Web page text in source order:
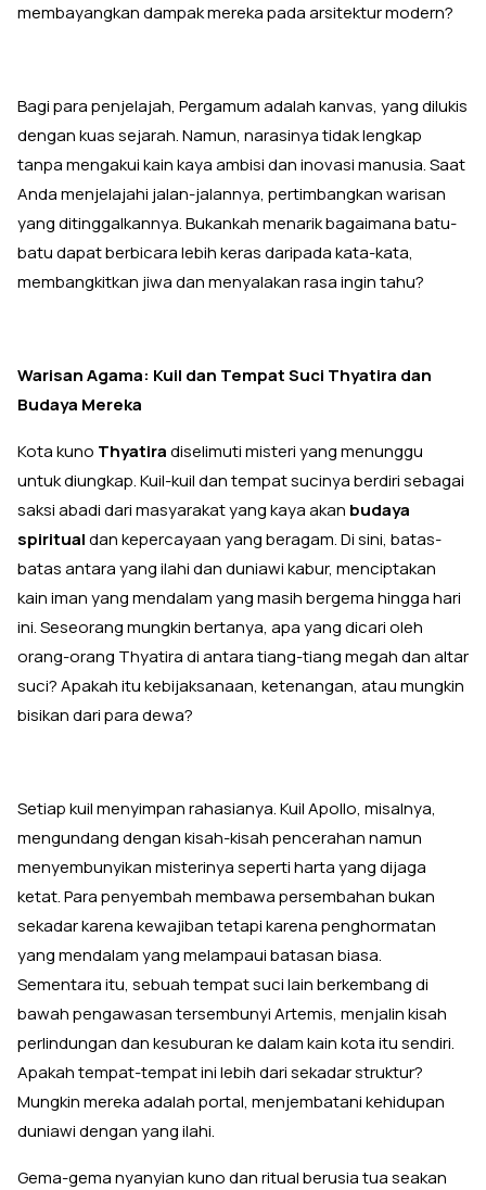
membayangkan dampak mereka pada arsitektur modern?
Bagi para penjelajah, Pergamum adalah kanvas, yang dilukis
dengan kuas sejarah. Namun, narasinya tidak lengkap
tanpa mengakui kain kaya ambisi dan inovasi manusia. Saat
Anda menjelajahi jalan-jalannya, pertimbangkan warisan
yang ditinggalkannya. Bukankah menarik bagaimana batu-
batu dapat berbicara lebih keras daripada kata-kata,
membangkitkan jiwa dan menyalakan rasa ingin tahu?
Warisan Agama: Kuil dan Tempat Suci Thyatira dan
Budaya Mereka
Kota kuno Thyatiradiselimuti misteri yang menunggu
untuk diungkap. Kuil-kuil dan tempat sucinya berdiri sebagai
saksi abadi dari masyarakat yang kaya akan budaya
spiritualdan kepercayaan yang beragam. Di sini, batas-
batas antara yang ilahi dan duniawi kabur, menciptakan
kain iman yang mendalam yang masih bergema hingga hari
ini. Seseorang mungkin bertanya, apa yang dicari oleh
orang-orang Thyatira di antara tiang-tiang megah dan altar
suci? Apakah itu kebijaksanaan, ketenangan, atau mungkin
bisikan dari para dewa?
Setiap kuil menyimpan rahasianya. Kuil Apollo, misalnya,
mengundang dengan kisah-kisah pencerahan namun
menyembunyikan misterinya seperti harta yang dijaga
ketat. Para penyembah membawa persembahan bukan
sekadar karena kewajiban tetapi karena penghormatan
yang mendalam yang melampaui batasan biasa.
Sementara itu, sebuah tempat suci lain berkembang di
bawah pengawasan tersembunyi Artemis, menjalin kisah
perlindungan dan kesuburan ke dalam kain kota itu sendiri.
Apakah tempat-tempat ini lebih dari sekadar struktur?
Mungkin mereka adalah portal, menjembatani kehidupan
duniawi dengan yang ilahi.
Gema-gema nyanyian kuno dan ritual berusia tua seakan